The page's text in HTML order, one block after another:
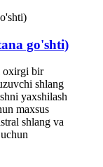
go'shti)
oxirgi bir
shlang
yaxshilash
maxsus
shlang va